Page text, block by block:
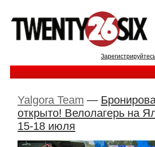
Yalgora Team —
открыто! Велолагерь на
15-18 июля